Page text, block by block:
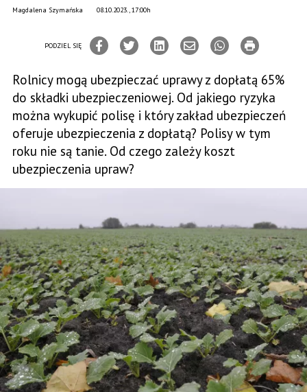
08.10.2023., 17:00h
Magdalena Szymańska
PODZIEL SIĘ
Rolnicy mogą ubezpieczać uprawy z dopłatą 65%
do składki ubezpieczeniowej. Od jakiego ryzyka
można wykupić polisę i który zakład ubezpieczeń
oferuje ubezpieczenia z dopłatą? Polisy w tym
roku nie są tanie. Od czego zależy koszt
ubezpieczenia upraw?